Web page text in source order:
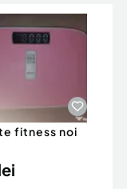
fitness noi